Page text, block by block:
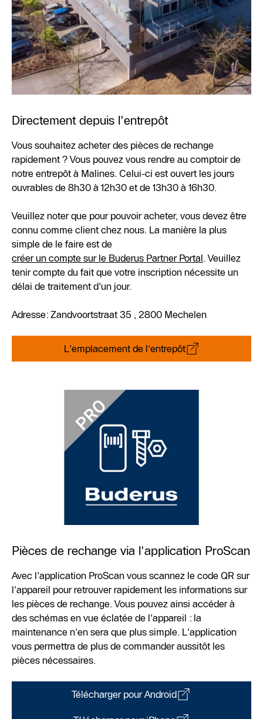
Directement depuis l'entrepôt
Vous souhaitez acheter des pièces de rechange
rapidement ? Vous pouvez vous rendre au comptoir de
notre entrepôt à Malines. Celui-ci est ouvert les jours
ouvrables de 8h30 à 12h30 et de 13h30 à 16h30.
Veuillez noter que pour pouvoir acheter, vous devez être
connu comme client chez nous. La manière la plus
simple de le faire est de
créer un compte sur le Buderus Partner Portal. Veuillez
tenir compte du fait que votre inscription nécessite un
délai de traitement d'un jour.
Adresse: Zandvoortstraat 35 , 2800 Mechelen
L'emplacement de l'entrepôt
Pièces de rechange via l'application ProScan
Avec l'application ProScan vous scannez le code QR sur
l'appareil pour retrouver rapidement les informations sur
les pièces de rechange. Vous pouvez ainsi accéder à
des schémas en vue éclatée de l'appareil : la
maintenance n'en sera que plus simple. L'application
vous permettra de plus de commander aussitôt les
pièces nécessaires.
Télécharger pour Android